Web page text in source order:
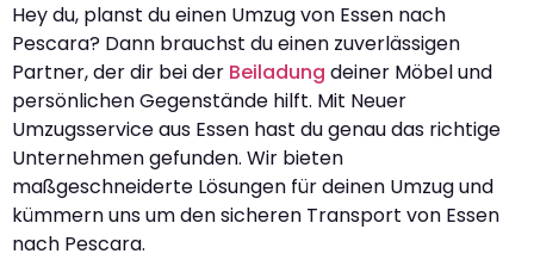
Hey du, planst du einen Umzug von Essen nach
Pescara? Dann brauchst du einen zuverlässigen
Partner, der dir bei der Beiladung deiner Möbel und
persönlichen Gegenstände hilft. Mit Neuer
Umzugsservice aus Essen hast du genau das richtige
Unternehmen gefunden. Wir bieten
maßgeschneiderte Lösungen für deinen Umzug und
kümmern uns um den sicheren Transport von Essen
nach Pescara.